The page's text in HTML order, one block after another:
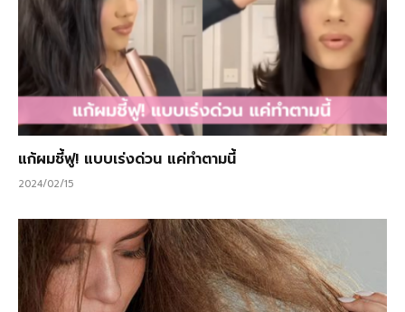
แก้ผมชี้ฟู! แบบเร่งด่วน แค่ทำตามนี้
2024/02/15